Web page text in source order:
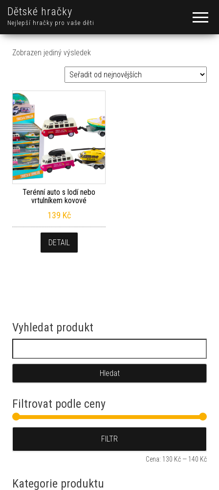
Dětské hračky
Nejlepší hračky pro vaše děti
Zobrazen jediný výsledek
Terénní auto s lodí nebo
vrtulníkem kovové
139 Kč
DETAIL
Vyhledat produkt
Filtrovat podle ceny
FILTR
Cena: 130 Kč — 140 Kč
Kategorie produktu